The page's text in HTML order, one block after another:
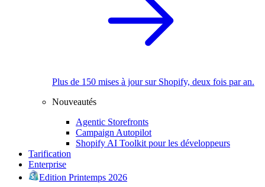
Plus de 150 mises à jour sur Shopify, deux fois par an.
Nouveautés
Agentic Storefronts
Campaign Autopilot
Shopify AI Toolkit pour les développeurs
Tarification
Enterprise
Edition Printemps 2026